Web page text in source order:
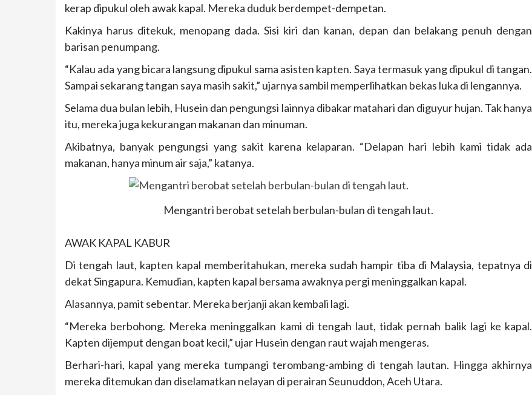
kerap dipukul oleh awak kapal. Mereka duduk berdempet-dempetan.
Kakinya harus ditekuk, menopang dada. Sisi kiri dan kanan, depan dan belakang penuh dengan
barisan penumpang.
“Kalau ada yang bicara langsung dipukul sama asisten kapten. Saya termasuk yang dipukul di tangan.
Sampai sekarang tangan saya masih sakit,” ujarnya sambil memperlihatkan bekas luka di lengannya.
Selama dua bulan lebih, Husein dan pengungsi lainnya dibakar matahari dan diguyur hujan. Tak hanya
itu, mereka juga kekurangan makanan dan minuman.
Akibatnya, banyak pengungsi yang sakit karena kelaparan. “Delapan hari lebih kami tidak ada
makanan, hanya minum air saja,” katanya.
Mengantri berobat setelah berbulan-bulan di tengah laut.
AWAK KAPAL KABUR
Di tengah laut, kapten kapal memberitahukan, mereka sudah hampir tiba di Malaysia, tepatnya di
dekat Singapura. Kemudian, kapten kapal bersama awaknya pergi meninggalkan kapal.
Alasannya, pamit sebentar. Mereka berjanji akan kembali lagi.
“Mereka berbohong. Mereka meninggalkan kami di tengah laut, tidak pernah balik lagi ke kapal.
Kapten dijemput dengan boat kecil,” ujar Husein dengan raut wajah mengeras.
Berhari-hari, kapal yang mereka tumpangi terombang-ambing di tengah lautan. Hingga akhirnya
mereka ditemukan dan diselamatkan nelayan di perairan Seunuddon, Aceh Utara.